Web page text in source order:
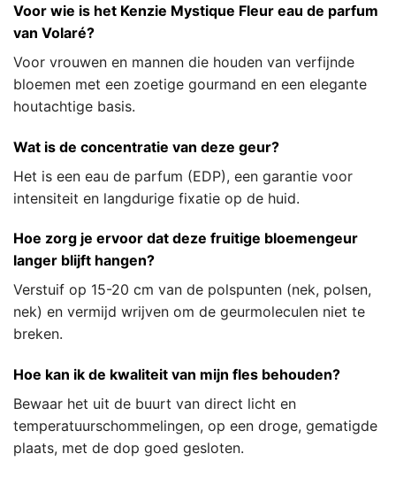
Voor wie is het Kenzie Mystique Fleur eau de parfum
van Volaré?
Voor vrouwen en mannen die houden van verfijnde
bloemen met een zoetige gourmand en een elegante
houtachtige basis.
Wat is de concentratie van deze geur?
Het is een eau de parfum (EDP), een garantie voor
intensiteit en langdurige fixatie op de huid.
Hoe zorg je ervoor dat deze fruitige bloemengeur
langer blijft hangen?
Verstuif op 15-20 cm van de polspunten (nek, polsen,
nek) en vermijd wrijven om de geurmoleculen niet te
breken.
Hoe kan ik de kwaliteit van mijn fles behouden?
Bewaar het uit de buurt van direct licht en
temperatuurschommelingen, op een droge, gematigde
plaats, met de dop goed gesloten.